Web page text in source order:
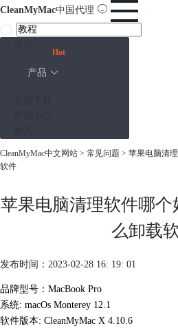
CleanMyMac中国代理
产品
Hot
CleanMyMac中文网站 > 常见问题 > 苹果电脑清
软件
苹果电脑清理软件哪个
么卸载
发布时间：2023-02-28 16: 19: 01
品牌型号：MacBook Pro
系统: macOs Monterey 12.1
软件版本: CleanMyMac X 4.10.6